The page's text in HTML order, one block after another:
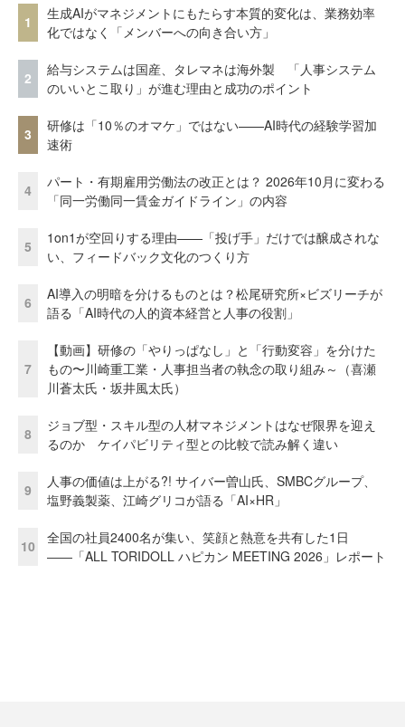
1
生成AIがマネジメントにもたらす本質的変化は、業務効率
化ではなく「メンバーへの向き合い方」
2
給与システムは国産、タレマネは海外製 「人事システム
のいいとこ取り」が進む理由と成功のポイント
3
研修は「10％のオマケ」ではない——AI時代の経験学習加
速術
4
パート・有期雇用労働法の改正とは？ 2026年10月に変わる
「同一労働同一賃金ガイドライン」の内容
5
1on1が空回りする理由——「投げ手」だけでは醸成されな
い、フィードバック文化のつくり方
6
AI導入の明暗を分けるものとは？松尾研究所×ビズリーチが
語る「AI時代の人的資本経営と人事の役割」
7
【動画】研修の「やりっぱなし」と「行動変容」を分けた
もの〜川崎重工業・人事担当者の執念の取り組み～（喜瀬
川蒼太氏・坂井風太氏）
8
ジョブ型・スキル型の人材マネジメントはなぜ限界を迎え
るのか ケイパビリティ型との比較で読み解く違い
9
人事の価値は上がる?! サイバー曽山氏、SMBCグループ、
塩野義製薬、江崎グリコが語る「AI×HR」
10
全国の社員2400名が集い、笑顔と熱意を共有した1日
――「ALL TORIDOLL ハピカン MEETING 2026」レポート